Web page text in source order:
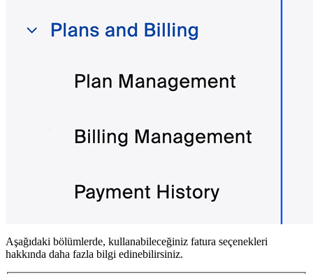
Aşağıdaki bölümlerde, kullanabileceğiniz fatura seçenekleri
hakkında daha fazla bilgi edinebilirsiniz.